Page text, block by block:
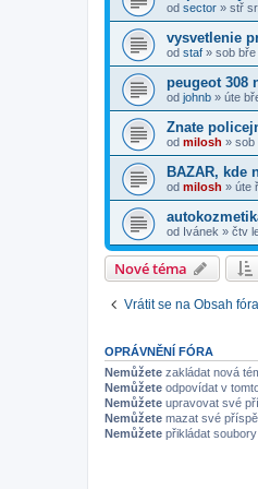
od sector » stř
vysvetlenie
od staf » sob bře
peugeot 308
od johnb » úte
Znate
od milosh » sob
BAZAR, kde
od milosh » úte
od Ivánek » čtv
Nové téma
Vrátit se na Obsah fóra
OPRÁVNĚNÍ FÓRA
Nemůžete zakládat nová
Nemůžete odpovídat v
Nemůžete upravovat své
Nemůžete mazat své
Nemůžete přikládat